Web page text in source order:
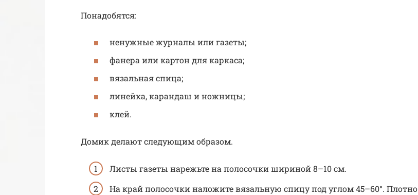
Понадобятся:
ненужные журналы или газеты;
фанера или картон для каркаса;
вязальная спица;
линейка, карандаш и ножницы;
клей.
Домик делают следующим образом.
Листы газеты нарежьте на полосочки шириной 8–10 см.
На край полосочки наложите вязальную спицу под углом 45–60°. Плотно